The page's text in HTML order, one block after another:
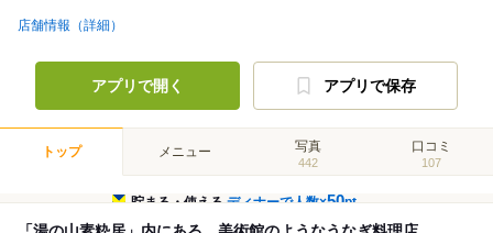
店舗情報（詳細）
アプリで開く アプリで保存
トップ メニュー 写真
442
口コミ
107
貯まる・使えるディナーで人数×50pt